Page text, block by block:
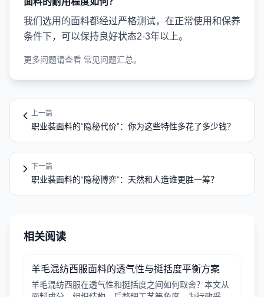
我们选用的面料都经过严格测试，在正常使用和保养
条件下，可以保持良好状态2-3年以上。
更多问题请查看 常见问题汇总。
上一篇
职业装面料的“隐秘代价”：你为这些特性多花了多少钱？
下一篇
职业装面料的“隐秘博弈”：天然和人造谁更胜一筹？
相关阅读
羊毛混纺西服面料的透气性与挺括度平衡方案
羊毛混纺西服在透气性和挺括度之间如何取舍？本文从